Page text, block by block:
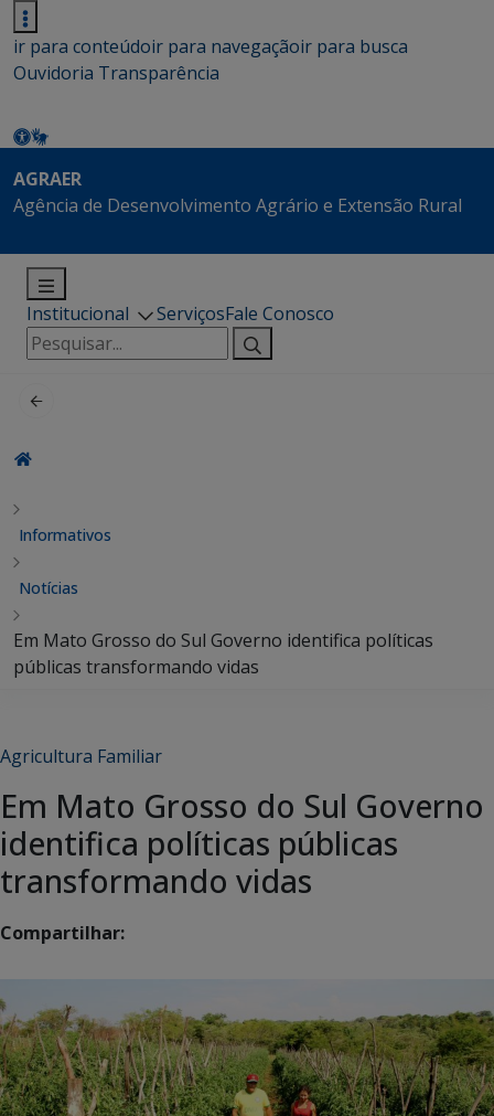
ir para conteúdoir para navegaçãoir para busca
Ouvidoria Transparência
AGRAER
Agência de Desenvolvimento Agrário e Extensão Rural
Institucional ServiçosFale Conosco
Pesquisar
por:
Informativos
Notícias
Em Mato Grosso do Sul Governo identifica políticas
públicas transformando vidas
Agricultura Familiar
Em Mato Grosso do Sul Governo
identifica políticas públicas
transformando vidas
Compartilhar: